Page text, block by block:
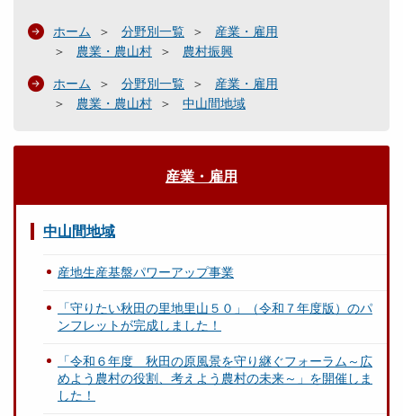
ホーム 分野別一覧
産業・雇用
農業・農山村
農村振興
ホーム 分野別一覧
産業・雇用
農業・農山村
中山間地域
産業・雇用
中山間地域
産地生産基盤パワーアップ事業
「守りたい秋田の里地里山５０」（令和７年度版）のパ
ンフレットが完成しました！
「令和６年度 秋田の原風景を守り継ぐフォーラム～広
めよう農村の役割、考えよう農村の未来～」を開催しま
した！